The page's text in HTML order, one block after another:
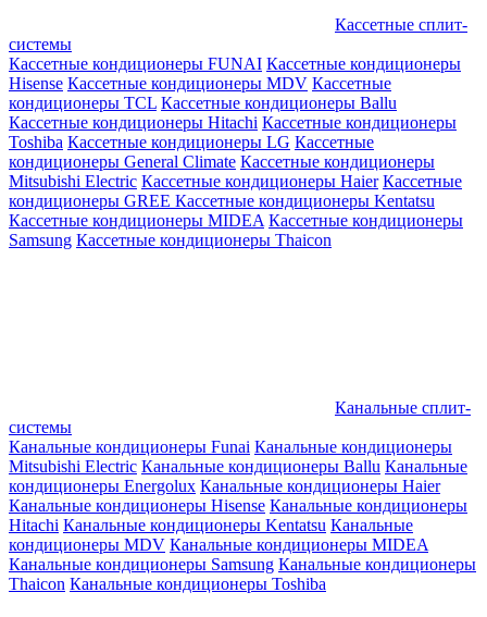
Кассетные сплит-
системы
Кассетные кондиционеры FUNAI Кассетные кондиционеры
Hisense Кассетные кондиционеры MDV Кассетные
кондиционеры TCL Кассетные кондиционеры Ballu
Кассетные кондиционеры Hitachi Кассетные кондиционеры
Toshiba Кассетные кондиционеры LG Кассетные
кондиционеры General Climate Кассетные кондиционеры
Mitsubishi Electric Кассетные кондиционеры Haier Кассетные
кондиционеры GREE Кассетные кондиционеры Kentatsu
Кассетные кондиционеры MIDEA Кассетные кондиционеры
Samsung Кассетные кондиционеры Thaicon
Канальные сплит-
системы
Канальные кондиционеры Funai Канальные кондиционеры
Mitsubishi Electric Канальные кондиционеры Ballu Канальные
кондиционеры Energolux Канальные кондиционеры Haier
Канальные кондиционеры Hisense Канальные кондиционеры
Hitachi Канальные кондиционеры Kentatsu Канальные
кондиционеры MDV Канальные кондиционеры MIDEA
Канальные кондиционеры Samsung Канальные кондиционеры
Thaicon Канальные кондиционеры Toshiba